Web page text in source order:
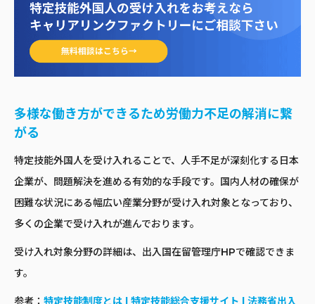
多様な働き方ができるため労働力不足の解消に繋
がる
特定技能外国人を受け入れることで、人手不足が深刻化する日本
企業が、問題解決を進める有効的な手段です。国内人材の確保が
困難な状況にある幅広い産業分野が受け入れ対象となっており、
多くの企業で受け入れが進んでおります。
受け入れ対象分野の詳細は、出入国在留管理庁HPで確認できま
す。
参考： 特定技能制度とは | 特定技能総合支援サイト | 法務省出入